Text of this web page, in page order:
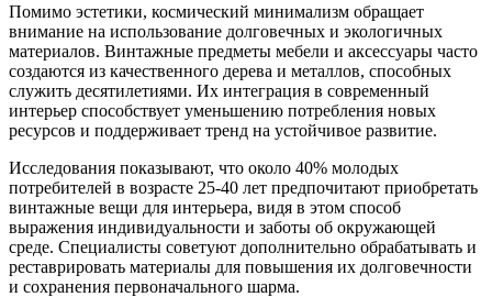
Помимо эстетики, космический минимализм обращает
внимание на использование долговечных и экологичных
материалов. Винтажные предметы мебели и аксессуары часто
создаются из качественного дерева и металлов, способных
служить десятилетиями. Их интеграция в современный
интерьер способствует уменьшению потребления новых
ресурсов и поддерживает тренд на устойчивое развитие.
Исследования показывают, что около 40% молодых
потребителей в возрасте 25-40 лет предпочитают приобретать
винтажные вещи для интерьера, видя в этом способ
выражения индивидуальности и заботы об окружающей
среде. Специалисты советуют дополнительно обрабатывать и
реставрировать материалы для повышения их долговечности
и сохранения первоначального шарма.